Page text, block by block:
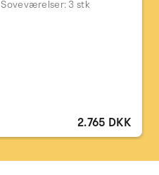
Soveværelser: 3 stk
2.765 DKK